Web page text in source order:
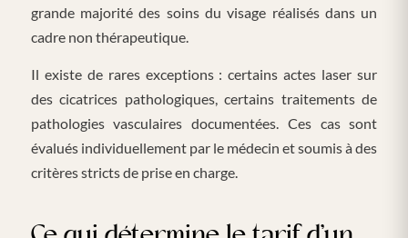
grande majorité des soins du visage réalisés dans un
cadre non thérapeutique.
Il existe de rares exceptions : certains actes laser sur
des cicatrices pathologiques, certains traitements de
pathologies vasculaires documentées. Ces cas sont
évalués individuellement par le médecin et soumis à des
critères stricts de prise en charge.